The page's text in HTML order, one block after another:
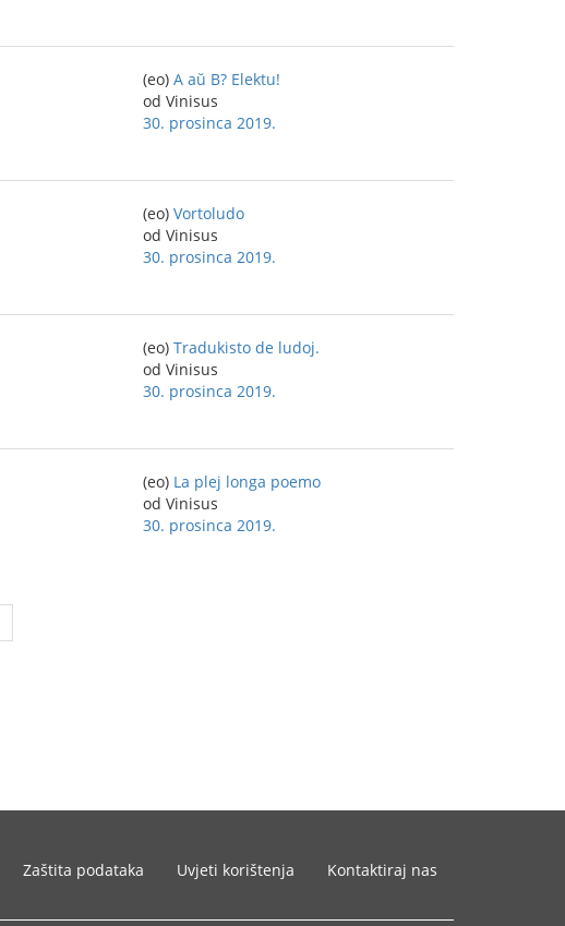
(eo) A aŭ B? Elektu!
od Vinisus
30. prosinca 2019.
(eo) Vortoludo
od Vinisus
30. prosinca 2019.
(eo) Tradukisto de ludoj.
od Vinisus
30. prosinca 2019.
(eo) La plej longa poemo
od Vinisus
30. prosinca 2019.
Zaštita podataka Uvjeti korištenja Kontaktiraj nas